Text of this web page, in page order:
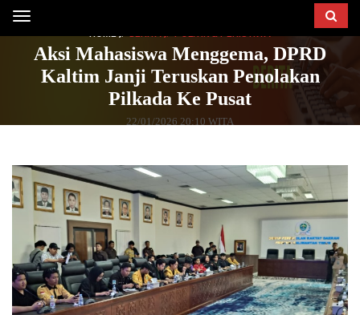
Toggle
navigation
Aksi Mahasiswa Menggema, DPRD
Kaltim Janji Teruskan Penolakan
Pilkada Ke Pusat
22/01/2026 20:10 WITA